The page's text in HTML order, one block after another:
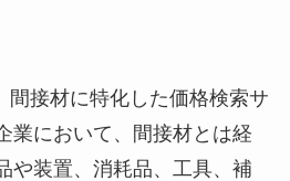
間接材に特化した価格検索サ
業において、間接材とは経
や装置、消耗品、工具、補